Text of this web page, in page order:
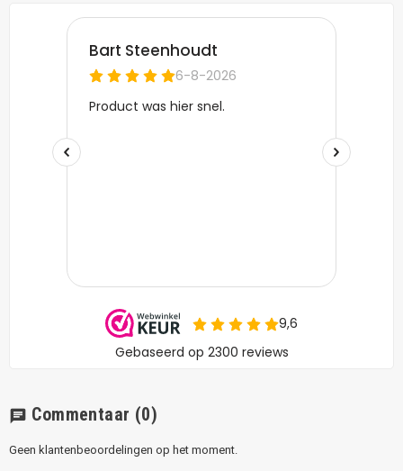
chat Commentaar (0)
Geen klantenbeoordelingen op het moment.